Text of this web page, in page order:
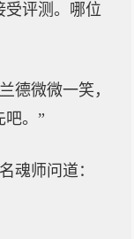
受评测。哪位
德微微一笑，
吧。”
魂师问道：